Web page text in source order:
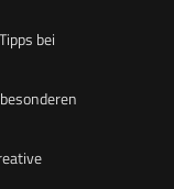
bei